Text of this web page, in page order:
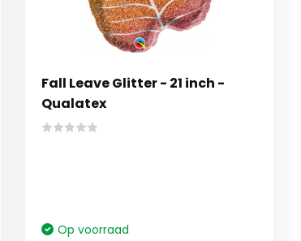
Fall Leave Glitter - 21 inch -
Qualatex
Op voorraad